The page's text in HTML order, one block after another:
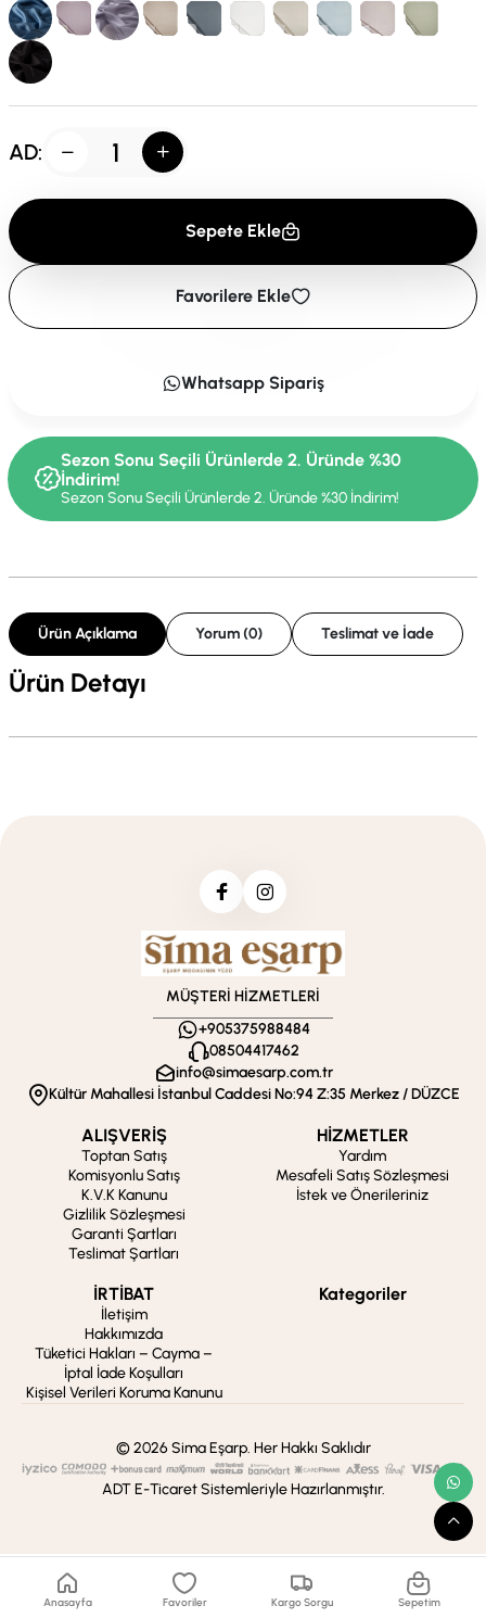
AD:
Sepete Ekle
Favorilere Ekle
Whatsapp Sipariş
Sezon Sonu Seçili Ürünlerde 2. Üründe %30
İndirim!
Sezon Sonu Seçili Ürünlerde 2. Üründe %30 İndirim!
Ürün Açıklama Yorum (0) Teslimat ve İade
Ürün Detayı
MÜŞTERİ HİZMETLERİ
+905375988484
08504417462
info@simaesarp.com.tr
Kültür Mahallesi İstanbul Caddesi No:94 Z:35 Merkez / DÜZCE
ALIŞVERİŞ
Toptan Satış
Komisyonlu Satış
K.V.K Kanunu
Gizlilik Sözleşmesi
Garanti Şartları
Teslimat Şartları
HİZMETLER
Yardım
Mesafeli Satış Sözleşmesi
İstek ve Önerileriniz
İRTİBAT
İletişim
Hakkımızda
Tüketici Hakları – Cayma –
İptal İade Koşulları
Kişisel Verileri Koruma Kanunu
Kategoriler
© 2026 Sima Eşarp. Her Hakkı Saklıdır
ADT E-Ticaret Sistemleriyle Hazırlanmıştır.
Anasayfa Favoriler Kargo Sorgu Sepetim